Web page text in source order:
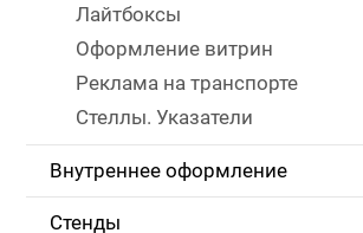
Лайтбоксы
Оформление витрин
Реклама на транспорте
Стеллы. Указатели
Внутреннее оформление
Стенды